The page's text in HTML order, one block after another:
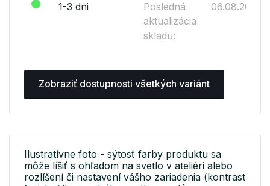
1-3 dni
Posledná
aktualizácia
skladu:
06.08.2026
Zobraziť dostupnosti všetkých variánt
Ilustratívne foto - sýtosť farby produktu sa
môže líšiť s ohľadom na svetlo v ateliéri alebo
rozlíšení či nastavení vášho zariadenia (kontrast